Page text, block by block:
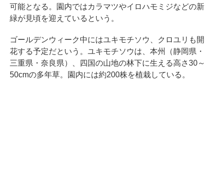
可能となる。園内ではカラマツやイロハモミジなどの新
緑が見頃を迎えているという。
ゴールデンウィーク中にはユキモチソウ、クロユリも開
花する予定だという。ユキモチソウは、本州（静岡県・
三重県・奈良県）、四国の山地の林下に生える高さ30～
50cmの多年草。園内には約200株を植栽している。